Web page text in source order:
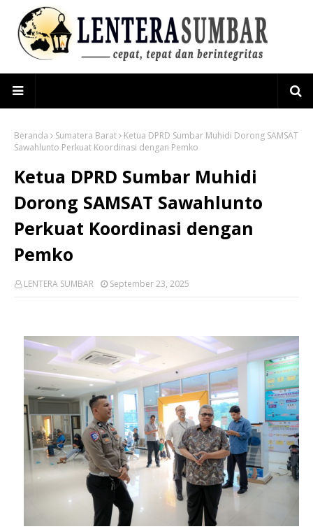
Beranda Sumatera Barat
Ketua DPRD Sumbar Muhidi Dorong SAMSAT
Sawahlunto Perkuat Koordinasi dengan Pemko
Ketua DPRD Sumbar Muhidi
Dorong SAMSAT Sawahlunto
Perkuat Koordinasi dengan
Pemko
LENTERA SUMBAR September 23, 2025